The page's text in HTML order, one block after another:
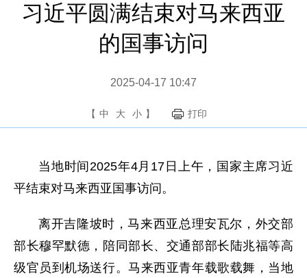
习近平圆满结束对马来西亚
的国事访问
2025-04-17 10:47
【 中 大 小 】 打印
当地时间2025年4月17日上午，国家主席习近
平结束对马来西亚国事访问。
离开吉隆坡时，马来西亚总理安瓦尔，外交部
部长穆罕默德，陪同部长、交通部部长陆兆福等高
级官员到机场送行。马来西亚青年载歌载舞，当地